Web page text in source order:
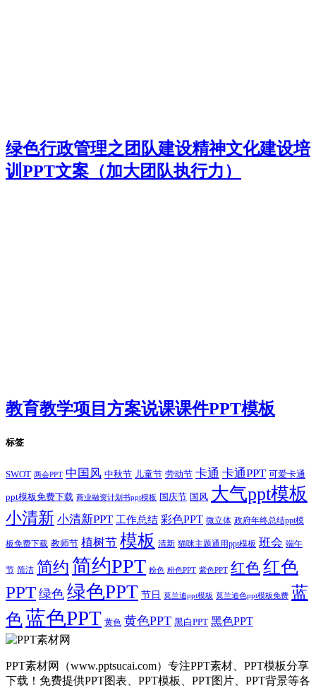
绿色行政管理之团队建设精神文化建设培
训PPT文案（加大团队执行力）
教育教学项目方案说课课件PPT模板
标签
SWOT 两会PPT 中国风 中秋节 儿童节 劳动节 卡通 卡通PPT 可爱卡通
ppt模板免费下载 商业融资计划书ppt模板 国庆节 国风 大气ppt模板
小清新 小清新PPT 工作总结 彩色PPT 微立体 政府年终总结ppt模
板免费下载 教师节 植树节 模板 清新 猫咪主题通用ppt模板 班会 端午
节 简洁 简约 简约PPT 粉色 粉色PPT 紫色PPT 红色红色
PPT 绿色 绿色PPT 节日 莫兰迪ppt模板 莫兰迪色ppt模板免费 蓝
色蓝色PPT 黄色 黄色PPT 黑白PPT 黑色PPT
PPT素材网（www.pptsucai.com）专注PPT素材、PPT模板分享
下载！免费提供PPT图表、PPT模板、PPT图片、PPT背景等各